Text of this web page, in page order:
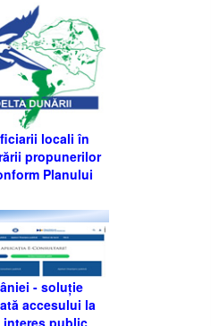
locali în
propunerilor
Planului
- soluție
accesului la